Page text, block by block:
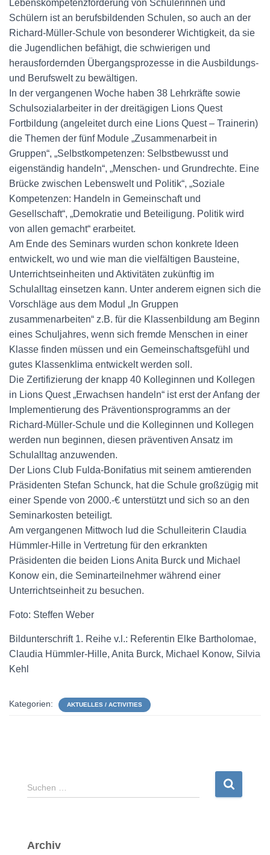
Lebenskompetenzförderung von Schülerinnen und
Schülern ist an berufsbildenden Schulen, so auch an der
Richard-Müller-Schule von besonderer Wichtigkeit, da sie
die Jugendlichen befähigt, die schwierigen und
herausfordernden Übergangsprozesse in die Ausbildungs-
und Berufswelt zu bewältigen.
In der vergangenen Woche haben 38 Lehrkräfte sowie
Schulsozialarbeiter in der dreitägigen Lions Quest
Fortbildung (angeleitet durch eine Lions Quest – Trainerin)
die Themen der fünf Module „Zusammenarbeit in
Gruppen“, „Selbstkompetenzen: Selbstbewusst und
eigenständig handeln“, „Menschen- und Grundrechte. Eine
Brücke zwischen Lebenswelt und Politik“, „Soziale
Kompetenzen: Handeln in Gemeinschaft und
Gesellschaft“, „Demokratie und Beteiligung. Politik wird
von allen gemacht“ erarbeitet.
Am Ende des Seminars wurden schon konkrete Ideen
entwickelt, wo und wie man die vielfältigen Bausteine,
Unterrichtseinheiten und Aktivitäten zukünftig im
Schulalltag einsetzen kann. Unter anderem eignen sich die
Vorschläge aus dem Modul „In Gruppen
zusammenarbeiten“ z.B. für die Klassenbildung am Beginn
eines Schuljahres, wenn sich fremde Menschen in einer
Klasse finden müssen und ein Gemeinschaftsgefühl und
gutes Klassenklima entwickelt werden soll.
Die Zertifizierung der knapp 40 Kolleginnen und Kollegen
in Lions Quest „Erwachsen handeln“ ist erst der Anfang der
Implementierung des Präventionsprogramms an der
Richard-Müller-Schule und die Kolleginnen und Kollegen
werden nun beginnen, diesen präventiven Ansatz im
Schulalltag anzuwenden.
Der Lions Club Fulda-Bonifatius mit seinem amtierenden
Präsidenten Stefan Schunck, hat die Schule großzügig mit
einer Spende von 2000.-€ unterstützt und sich so an den
Seminarkosten beteiligt.
Am vergangenen Mittwoch lud die Schulleiterin Claudia
Hümmler-Hille in Vertretung für den erkrankten
Präsidenten die beiden Lions Anita Burck und Michael
Konow ein, die Seminarteilnehmer während einer
Unterrichtseinheit zu besuchen.
Foto: Steffen Weber
Bildunterschrift 1. Reihe v.l.: Referentin Elke Bartholomae,
Claudia Hümmler-Hille, Anita Burck, Michael Konow, Silvia
Kehl
Kategorien: AKTUELLES / ACTIVITIES
S
u
n
Suchen …
Archiv